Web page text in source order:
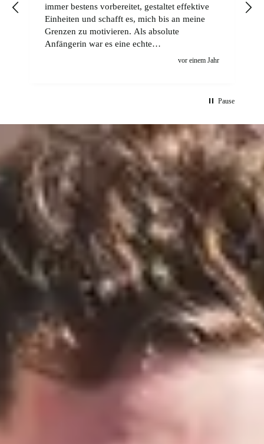
immer bestens vorbereitet, gestaltet effektive
Einheiten und schafft es, mich bis an meine
Grenzen zu motivieren. Als absolute
Anfängerin war es eine echte
Herausforderung, aber Anton bringt einen auf
vor einem Jahr
Pause